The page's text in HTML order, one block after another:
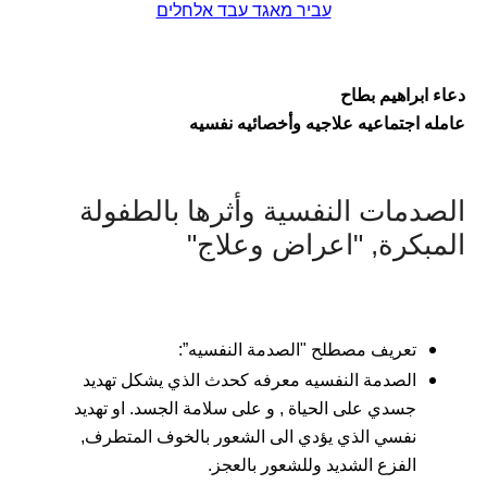
עביר מאגד עבד אלחלים
دعاء ابراهيم بطاح
عامله اجتماعيه علاجيه وأخصائيه نفسيه
الصدمات النفسية وأثرها بالطفولة
المبكرة, "اعراض وعلاج"
تعريف مصطلح "الصدمة النفسيه”:
الصدمة النفسيه معرفه كحدث الذي يشكل تهديد
جسدي على الحياة , و على سلامة الجسد. او تهديد
نفسي الذي يؤدي الى الشعور بالخوف المتطرف,
الفزع الشديد وللشعور بالعجز.